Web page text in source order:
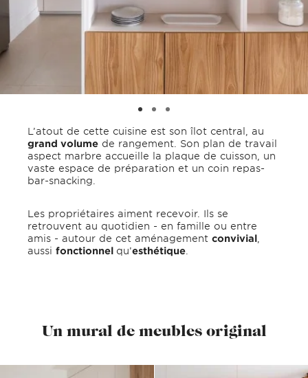
L’atout de cette cuisine est son îlot central, au
grand volume de rangement. Son plan de travail
aspect marbre accueille la plaque de cuisson, un
vaste espace de préparation et un coin repas-
bar-snacking.
Les propriétaires aiment recevoir. Ils se
retrouvent au quotidien - en famille ou entre
amis - autour de cet aménagement convivial
aussi fonctionnel qu’esthétique
Un mural de meubles original